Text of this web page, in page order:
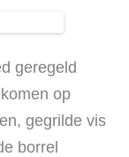
geregeld
op
gegrilde vis
borrel